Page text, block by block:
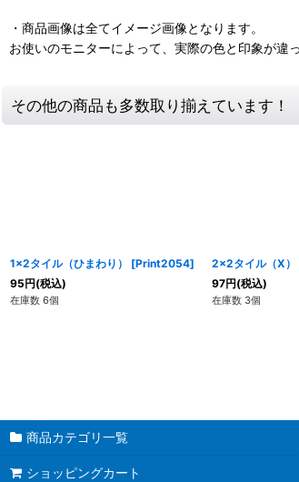
・商品画像は全てイメージ画像となります。
お使いのモニターによって、実際の色と印象が違
その他の商品も多数取り揃えています！
1x2タイル（ひまわり） [Print2054]
95円(税込)
在庫数 6個
2x2タイル（X）
97円(税込)
在庫数 3個
商品カテゴリ一覧
ショッピングカート